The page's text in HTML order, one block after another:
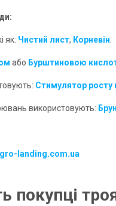
як: Чистий лист, Корневін
або Бурштиновою
Стимулятор росту
використовують:
landing.com.ua
покупці